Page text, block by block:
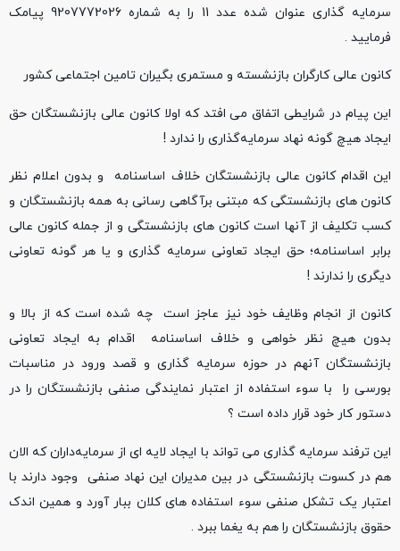
سرمایه گذاری عنوان شده عدد 11 را به شماره 9207772026 پیامک
فرمایید .
کانون عالی کارگران بازنشسته و مستمری بگیران تامین اجتماعی کشور
این پیام در شرایطی اتفاق می افتد که اولا کانون عالی بازنشستگان حق
ایجاد هیچ گونه نهاد سرمایه‌گذاری را ندارد !
این اقدام کانون عالی بازنشستگان خلاف اساسنامه و بدون اعلام نظر
کانون های بازنشستگی که مبتنی برآگاهی رسانی به همه بازنشستگان و
کسب تکلیف از آنها است کانون های بازنشستگی و از جمله کانون عالی
برابر اساسنامه؛ حق ایجاد تعاونی سرمایه گذاری و یا هر گونه تعاونی
دیگری را ندارند !
کانون از انجام وظایف خود نیز عاجز است چه شده است که از بالا و
بدون هیچ نظر خواهی و خلاف اساسنامه اقدام به ایجاد تعاونی
بازنشستگان آنهم در حوزه سرمایه گذاری و قصد ورود در مناسبات
بورسی را با سوء استفاده از اعتبار نمایندگی صنفی بازنشستگان را در
دستور کار خود قرار داده است ؟
این ترفند سرمایه گذاری می تواند با ایجاد لایه ای از سرمایه‌داران که الان
هم در کسوت بازنشستگی در بین مدیران این نهاد صنفی وجود دارند با
اعتبار یک تشکل صنفی سوء استفاده های کلان ببار آورد و همین اندک
حقوق بازنشستگان را هم به یغما ببرد .